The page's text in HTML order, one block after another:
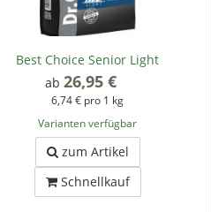
Best Choice Senior Light
ab26,95 €
6,74 € pro 1 kg
Varianten verfügbar
zum Artikel
Schnellkauf